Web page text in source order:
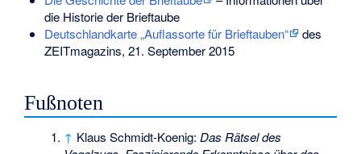
die Historie der Brieftaube
Deutschlandkarte „Auflassorte für Brieftauben“
des
ZEITmagazins, 21. September 2015
Fußnoten
↑ Klaus Schmidt-Koenig:Das Rätsel des